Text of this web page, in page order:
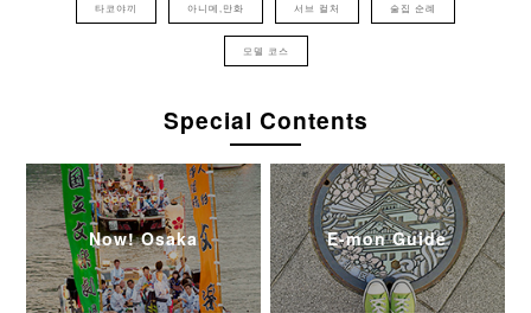
타코야끼 아니메,만화 서브 컬처 술집 순례
모델 코스
Special Contents
Now! Osaka E-mon Guide